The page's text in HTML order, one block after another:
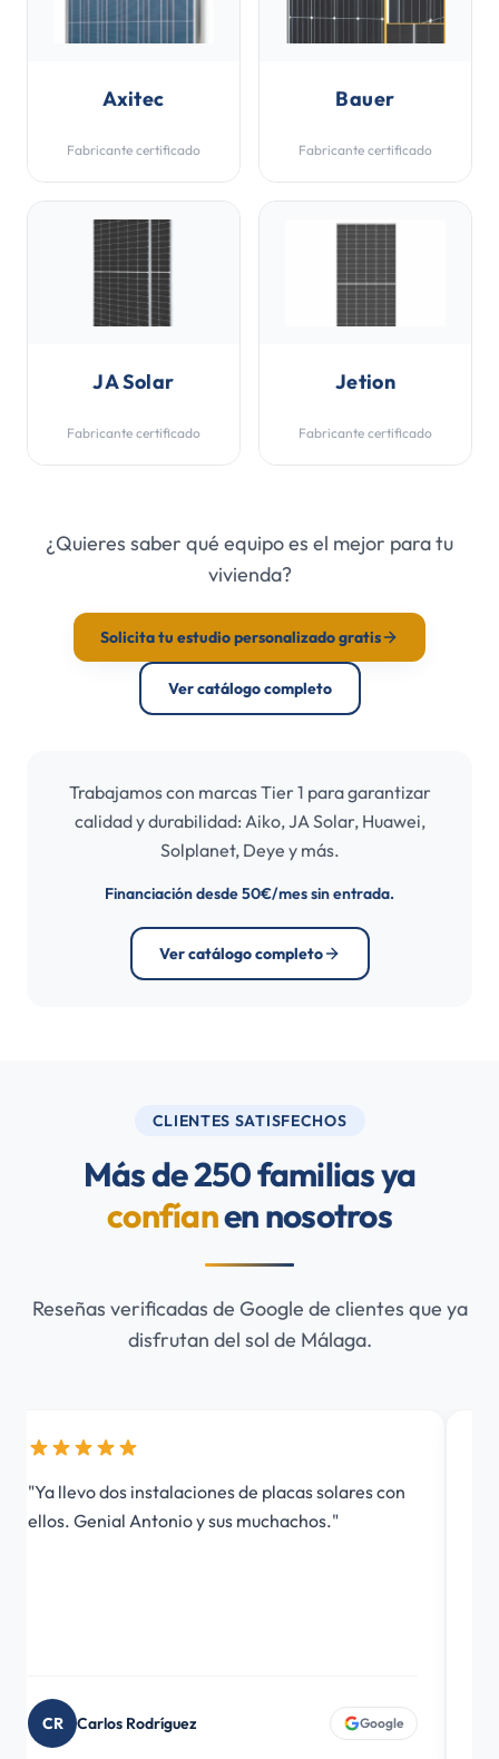
Axitec
Fabricante certificado
Bauer
Fabricante certificado
JA Solar
Fabricante certificado
Jetion
Fabricante certificado
¿Quieres saber qué equipo es el mejor para tu
vivienda?
Solicita tu estudio personalizado gratis
Ver catálogo completo
Trabajamos con marcas Tier 1 para garantizar
calidad y durabilidad: Aiko, JA Solar, Huawei,
Solplanet, Deye y más.
Financiación desde 50€/mes sin entrada.
Ver catálogo completo
CLIENTES SATISFECHOS
Más de 250 familias ya
confíanen nosotros
Reseñas verificadas de Google de clientes que ya
disfrutan del sol de Málaga.
"Ya llevo dos instalaciones de placas solares con
ellos. Genial Antonio y sus muchachos."
CR Carlos Rodríguez Google